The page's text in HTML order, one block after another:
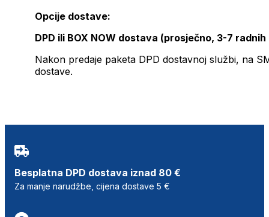
Opcije dostave:
DPD ili BOX NOW dostava (prosječno, 3-7 radnih
Nakon predaje paketa DPD dostavnoj službi, na
dostave.
Besplatna DPD dostava iznad 80 €
Za manje narudžbe, cijena dostave 5 €